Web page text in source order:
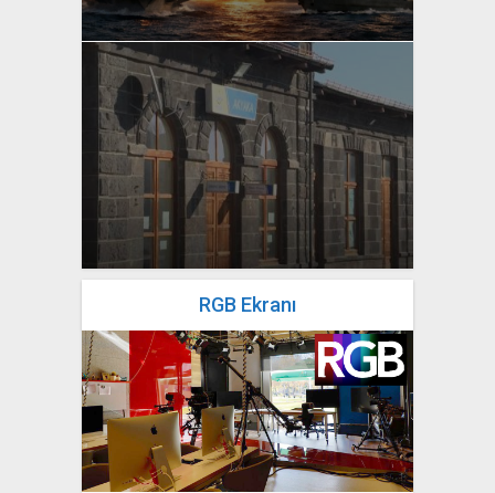
yazan
Bahri Ak
RGB Ekranı